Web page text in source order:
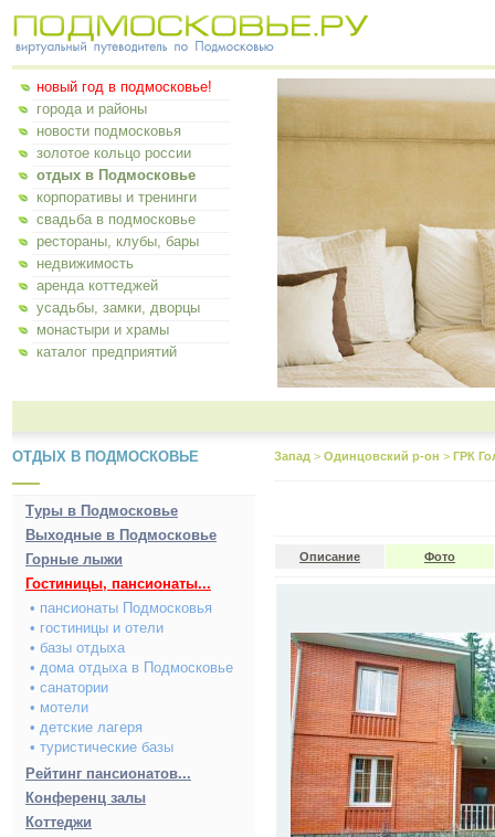
новый год в подмосковье!
города и районы
новости подмосковья
золотое кольцо россии
отдых в Подмосковье
корпоративы и тренинги
свадьба в подмосковье
рестораны, клубы, бары
недвижимость
аренда коттеджей
усадьбы, замки, дворцы
монастыри и храмы
каталог предприятий
ОТДЫХ В ПОДМОСКОВЬЕ
Туры в Подмосковье
Выходные в Подмосковье
Горные лыжи
Гостиницы, пансионаты...
• пансионаты Подмосковья
• гостиницы и отели
• базы отдыха
• дома отдыха в Подмосковье
• санатории
• мотели
• детские лагеря
• туристические базы
Рейтинг пансионатов...
Конференц залы
Коттеджи
Запад > Одинцовский р-он > ГРК
Описание Фото